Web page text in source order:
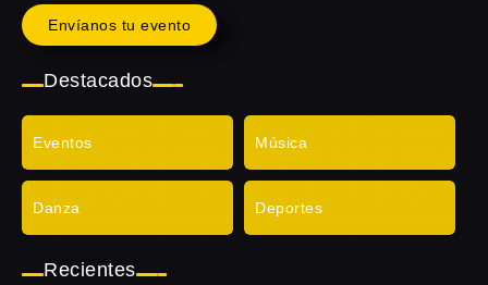
Envíanos tu evento
Destacados
Eventos Música
Danza Deportes
Recientes